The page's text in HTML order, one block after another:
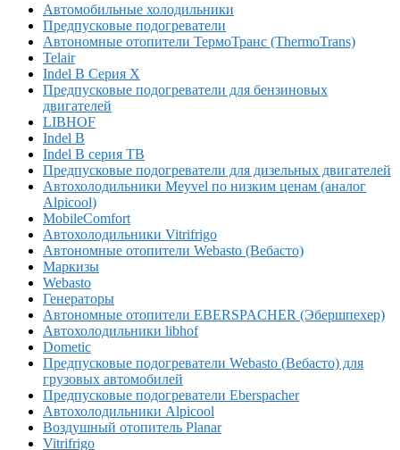
Автомобильные холодильники
Предпусковые подогреватели
Автономные отопители ТермоТранс (ThermoTrans)
Telair
Indel B Серия X
Предпусковые подогреватели для бензиновых
двигателей
LIBHOF
Indel B
Indel B серия TB
Предпусковые подогреватели для дизельных двигателей
Автохолодильники Meyvel по низким ценам (аналог
Alpicool)
MobileComfort
Автохолодильники Vitrifrigo
Автономные отопители Webasto (Вебасто)
Маркизы
Webasto
Генераторы
Автономные отопители EBERSPACHER (Эбершпехер)
Автохолодильники libhof
Dometic
Предпусковые подогреватели Webasto (Вебасто) для
грузовых автомобилей
Предпусковые подогреватели Eberspacher
Автохолодильники Alpicool
Воздушный отопитель Planar
Vitrifrigo